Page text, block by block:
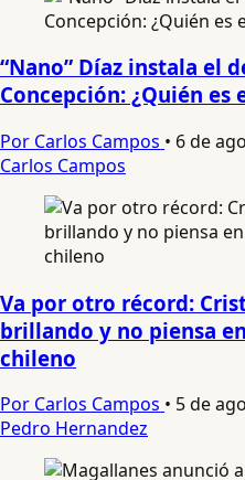
“Nano” Díaz instala el
Concepción: ¿Quién es
Por Carlos Campos • 6 de
Carlos Campos
Va por otro récord:
brillando y no piensa
chileno
Por Carlos Campos • 5 de
Pedro Hernandez